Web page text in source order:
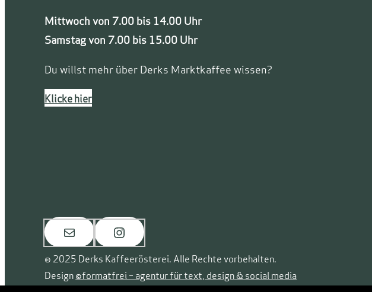
Mittwoch von 7.00 bis 14.00 Uhr
Samstag von 7.00 bis 15.00 Uhr
Du willst mehr über Derks Marktkaffee wissen?
Klicke hier
E-Mail Instagram
© 2025 Derks Kaffeerösterei. Alle Rechte vorbehalten.
Design©formatfrei – agentur für text, design & social media